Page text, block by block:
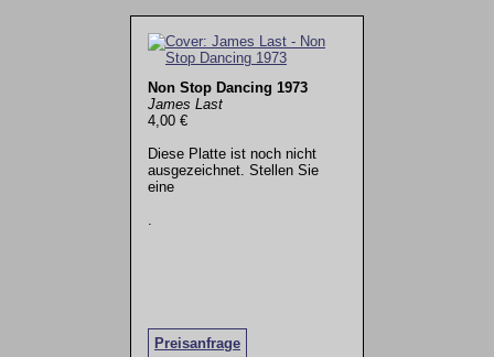
Non Stop Dancing 1973
James Last
4,00 €
Diese Platte ist noch nicht
ausgezeichnet. Stellen Sie
eine
Preisanfrage
.